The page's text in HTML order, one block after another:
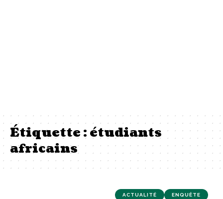
Étiquette :étudiants
africains
ACTUALITÉ ENQUÊTE